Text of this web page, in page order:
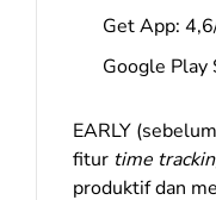
Get App:
Google
EARLY
fitur time
produktif dan